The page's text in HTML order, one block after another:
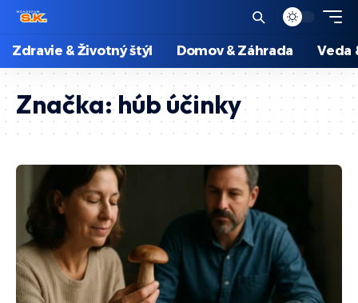
Zdravie & Životný štýl Domov & Záhrada Veda
Značka:húb účinky